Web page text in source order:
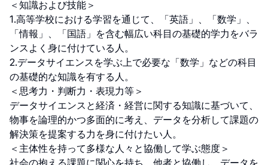
＜知識および技能＞
1.高等学校における学習を通じて、「英語」、「数学」、
「情報」、「国語」を含む幅広い科目の基礎的学力をバラ
ンスよく身に付けている人。
2.データサイエンスを学ぶ上で必要な「数学」などの科目
の基礎的な知識を有する人。
＜思考力・判断力・表現力等＞
データサイエンスと経済・経営に関する知識に基づいて、
物事を論理的かつ多面的に考え、データを分析して課題の
解決策を提案する力を身に付けたい人。
＜主体性を持って多様な人々と協働して学ぶ態度＞
社会の抱える課題に関心を持ち、他者と協働し、データを